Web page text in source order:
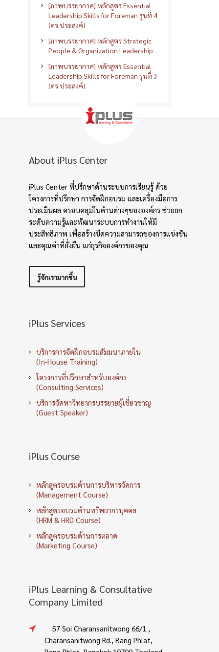
[ภาพบรรยากาศ] หลักสูตร Essential
Leadership Skills for Foreman รุ่นที่ 4
(ดร.ประสงค์)
[ภาพบรรยากาศ] หลักสูตร Strategic
People & Organization Leadership
[ภาพบรรยากาศ] หลักสูตร Essential
Leadership Skills for Foreman รุ่นที่ 3
(ดร.ประสงค์)
About iPlus Center
iPlus Center ที่ปรึกษาด้านระบบการเรียนรู้ ด้วย
โครงการที่ปรึกษา การจัดฝึกอบรม และเครื่องมือการ
ประเมินผล ครอบคลุมในด้านต่างๆขององค์กร ช่วยยก
ระดับความรู้และพัฒนาระบบการทำงานให้มี
ประสิทธิภาพ เพื่อสร้างขีดความสามารถของการแข่งขัน
และคุณค่าที่ยั่งยืน แก่ธุรกิจองค์กรของคุณ
รู้จักเรามากขึ้น
iPlus Services
บริการการจัดฝึกอบรมสัมมนาภายใน
(In-House Training)
โครงการที่ปรึกษาสำหรับองค์กร
(Consulting Services)
บริการจัดหาวิทยากรบรรยายผู้เชี่ยวชาญ
(Guest Speaker)
iPlus Course
หลักสูตรอบรมด้านการบริหารจัดการ
(Management Course)
หลักสูตรอบรมด้านทรัพยากรบุคคล
(HRM & HRD Course)
หลักสูตรอบรมด้านการตลาด
(Marketing Course)
iPlus Learning & Consultative
Company Limited
57 Soi Charansanitwong 66/1 ,
Charansanitwong Rd., Bang Phlat,